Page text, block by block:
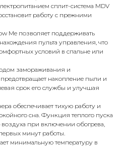
сплит-система MDV
работу с прежними
Me позволяет поддерживать
пульта управления, что
условий в спальне или
замораживания и
накопление пыли и
срок его службы и улучшая
обеспечивает тихую работу и
сна. Функция теплого пуска
при включении обогрева,
минут работы.
минимальную температуру в